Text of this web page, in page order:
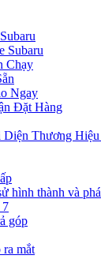
Subaru
Chạy
Ngay
Đặt Hàng
Thương Hiệu
hình thành và
7
góp
ra mắt